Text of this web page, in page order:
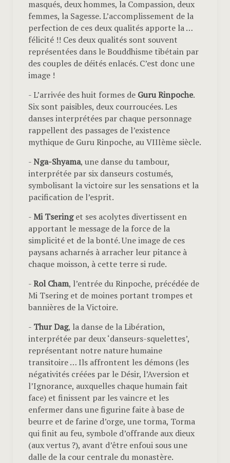
masqués, deux hommes, la Compassion, deux
femmes, la Sagesse. L’accomplissement de la
perfection de ces deux qualités apporte la …
félicité !! Ces deux qualités sont souvent
représentées dans le Bouddhisme tibétain par
des couples de déités enlacés. C’est donc une
image !
- L’arrivée des huit formes de Guru Rinpoche.
Six sont paisibles, deux courroucées. Les
danses interprétées par chaque personnage
rappellent des passages de l’existence
mythique de Guru Rinpoche, au VIIIème siècle.
-Nga-Shyama, une danse du tambour,
interprétée par six danseurs costumés,
symbolisant la victoire sur les sensations et la
pacification de l’esprit.
-Mi Tseringet ses acolytes divertissent en
apportant le message de la force de la
simplicité et de la bonté. Une image de ces
paysans acharnés à arracher leur pitance à
chaque moisson, à cette terre si rude.
-Rol Cham, l’entrée du Rinpoche, précédée de
Mi Tsering et de moines portant trompes et
bannières de la Victoire.
- Thur Dag, la danse de la Libération,
interprétée par deux ‘danseurs-squelettes’,
représentant notre nature humaine
transitoire … Ils affrontent les démons (les
négativités créées par le Désir, l’Aversion et
l’Ignorance, auxquelles chaque humain fait
face) et finissent par les vaincre et les
enfermer dans une figurine faite à base de
beurre et de farine d’orge, une torma, Torma
qui finit au feu, symbole d’offrande aux dieux
(aux vertus ?), avant d’être enfoui sous une
dalle de la cour centrale du monastère.